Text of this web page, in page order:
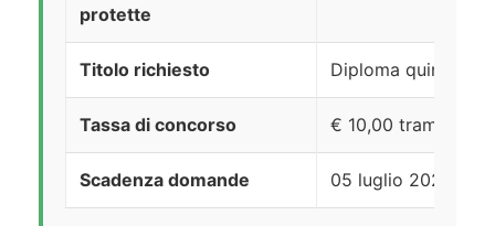
protette
Titolo richiesto Diploma
Tassa di concorso € 10,00 tramite
Scadenza domande 05 luglio 2026 ore